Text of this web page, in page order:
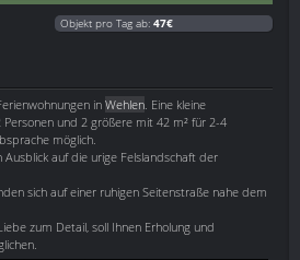
Objekt pro Tag ab: 47€
inWehlen . Eine kleine
und 2 größere mit 42 m² für 2-4
möglich.
auf die urige Felslandschaft der
sich auf einer ruhigen Seitenstraße nahe dem
zum Detail, soll Ihnen Erholung und